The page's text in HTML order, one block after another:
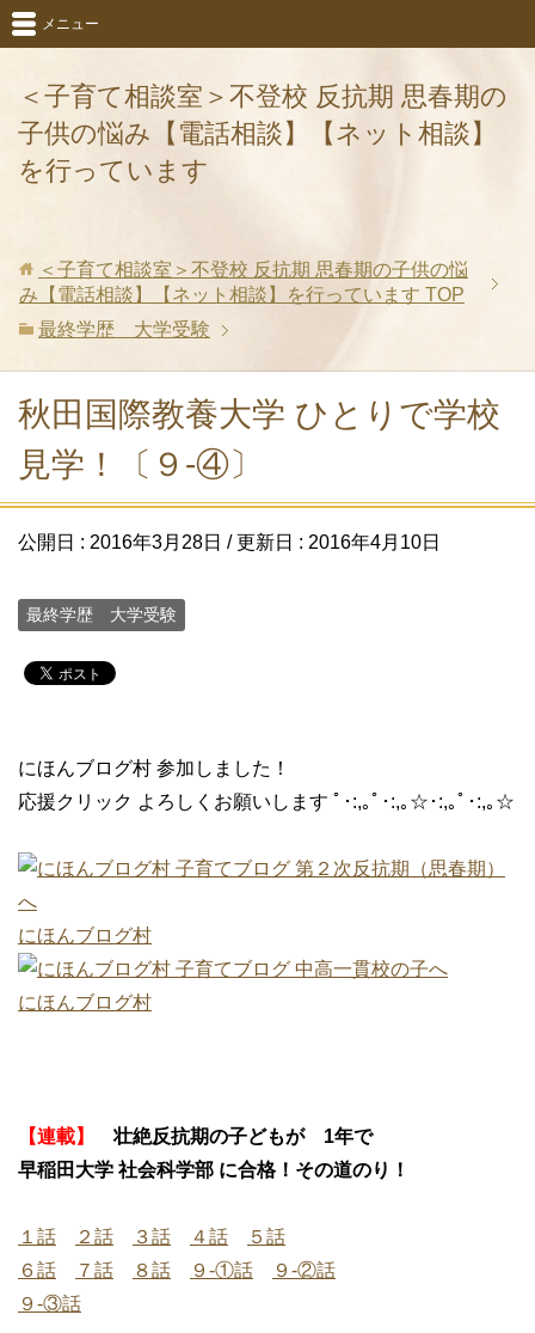
＜子育て相談室＞不登校 反抗期 思春期の
子供の悩み【電話相談】【ネット相談】
を行っています
メニュー
＜子育て相談室＞不登校 反抗期 思春期の子供の悩
み【電話相談】【ネット相談】を行っています TOP
最終学歴 大学受験
秋田国際教養大学 ひとりで学校
見学！〔９-④〕
公開日 : 2016年3月28日 / 更新日 : 2016年4月10日
最終学歴 大学受験
にほんブログ村 参加しました！
応援クリック よろしくお願いします ﾟ･:,｡ﾟ･:,｡☆･:,｡ﾟ･:,｡☆
にほんブログ村
にほんブログ村
【連載】壮絶反抗期の子どもが 1年で
早稲田大学 社会科学部 に合格！その道のり！
１話 ２話 ３話 ４話
５話
６話
７話 ８話 ９-①話
９-②話
９-③話